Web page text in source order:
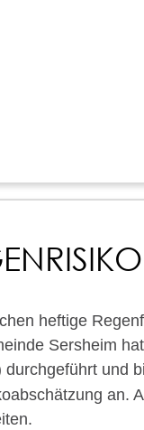
heftige
Sersheim
und
an.